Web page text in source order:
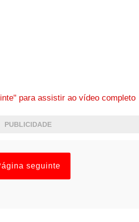
para assistir ao vídeo completo
PUBLICIDADE
seguinte